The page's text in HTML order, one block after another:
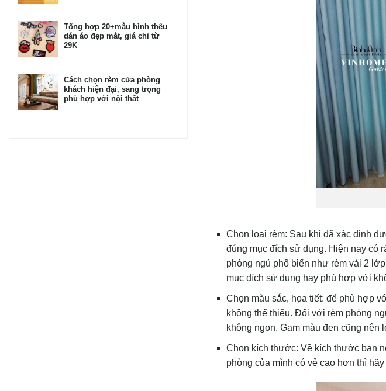
Tổng hợp 20+mẫu hình thêu
dán áo đẹp mắt, giá chỉ từ
29K
Cách chọn rèm cửa phòng
khách hiện đại, sang trọng
phù hợp với nội thất
Chọn loại rèm: Sau khi đã xác định
đúng mục đích sử dụng. Hiện nay có
phòng ngủ phổ biến như rèm vải 2
mục đích sử dụng hay phù hợp với
Chọn màu sắc, họa tiết: để phù hợp
không thể thiếu. Đối với rèm phòng
không ngon. Gam màu đen cũng
Chọn kích thước: Về kích thước bạn
phòng của mình có vẻ cao hơn thì